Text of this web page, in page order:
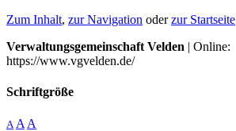
Zum Inhalt, zur Navigation oderzur Startseite
Verwaltungsgemeinschaft Velden | Online:
https://www.vgvelden.de/
Schriftgröße
A A A